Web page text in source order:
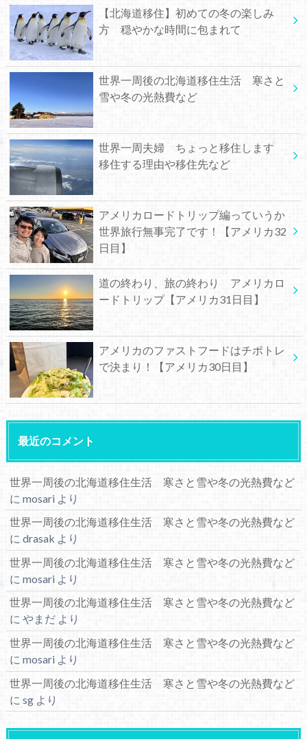
【北海道移住】初めての冬の楽しみ
方 穏やかな時間に包まれて
世界一周後の北海道移住生活 寒さと
雪や冬の光熱費など
世界一周夫婦 ちょっと移住します
移住する理由や移住先など
アメリカロードトリップ編っていうか
世界旅行無事完了です！【アメリカ32
日目】
道の終わり、旅の終わり アメリカロ
ードトリップ【アメリカ31日目】
アメリカのファストフードはチポトレ
で決まり！【アメリカ30日目】
最近のコメント
世界一周後の北海道移住生活 寒さと雪や冬の光熱費など
に mosariより
世界一周後の北海道移住生活 寒さと雪や冬の光熱費など
に drasak より
世界一周後の北海道移住生活 寒さと雪や冬の光熱費など
に mosariより
世界一周後の北海道移住生活 寒さと雪や冬の光熱費など
に やまだより
世界一周後の北海道移住生活 寒さと雪や冬の光熱費など
に mosariより
世界一周後の北海道移住生活 寒さと雪や冬の光熱費など
に sgより